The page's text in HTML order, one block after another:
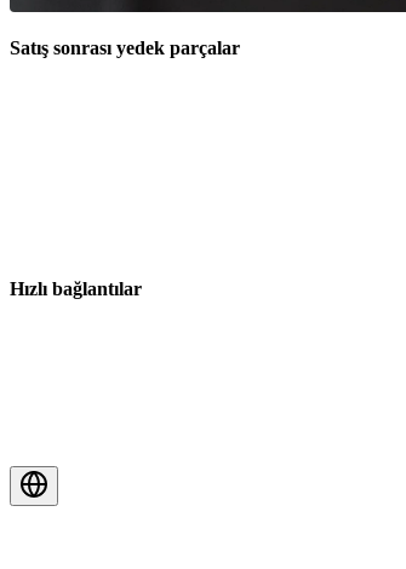
Satış sonrası yedek parçalar
Hızlı bağlantılar